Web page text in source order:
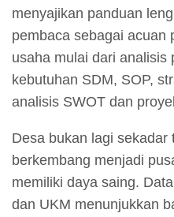
menyajikan panduan
pembaca sebagai acuan
usaha mulai dari analisis
kebutuhan SDM, SOP,
analisis SWOT dan
Desa bukan lagi sekadar
berkembang menjadi
memiliki daya saing.
dan UKM menunjukkan